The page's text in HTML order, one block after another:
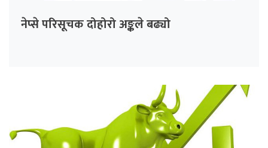
नेप्से परिसूचक दोहोरो अङ्कले बढ्यो